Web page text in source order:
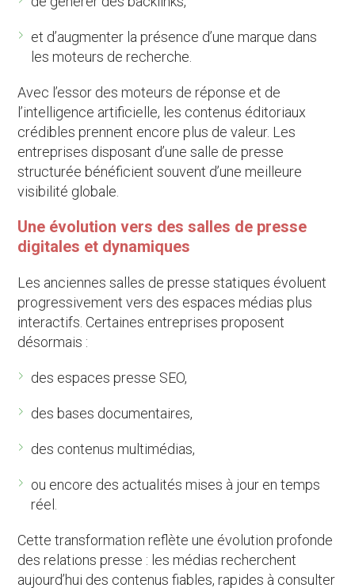
et d’augmenter la présence d’une marque dans
les moteurs de recherche.
Avec l’essor des moteurs de réponse et de
l’intelligence artificielle, les contenus éditoriaux
crédibles prennent encore plus de valeur. Les
entreprises disposant d’une salle de presse
structurée bénéficient souvent d’une meilleure
visibilité globale.
Une évolution vers des salles de presse
digitales et dynamiques
Les anciennes salles de presse statiques évoluent
progressivement vers des espaces médias plus
interactifs. Certaines entreprises proposent
désormais :
des espaces presse SEO,
des bases documentaires,
des contenus multimédias,
ou encore des actualités mises à jour en temps
réel.
Cette transformation reflète une évolution profonde
des relations presse : les médias recherchent
aujourd’hui des contenus fiables, rapides à consulter